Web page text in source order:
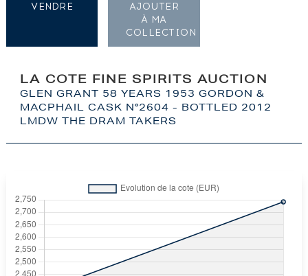
LA COTE FINE SPIRITS AUCTION
GLEN GRANT 58 YEARS 1953 GORDON &
MACPHAIL CASK N°2604 - BOTTLED 2012
LMDW THE DRAM TAKERS
VENDRE
AJOUTER
À MA
COLLECTION